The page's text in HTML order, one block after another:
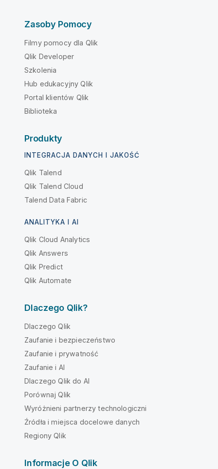
Zasoby Pomocy
Filmy pomocy dla Qlik
Qlik Developer
Szkolenia
Hub edukacyjny Qlik
Portal klientów Qlik
Biblioteka
Produkty
INTEGRACJA DANYCH I JAKOŚĆ
Qlik Talend
Qlik Talend Cloud
Talend Data Fabric
ANALITYKA I AI
Qlik Cloud Analytics
Qlik Answers
Qlik Predict
Qlik Automate
Dlaczego Qlik?
Dlaczego Qlik
Zaufanie i bezpieczeństwo
Zaufanie i prywatność
Zaufanie i AI
Dlaczego Qlik do AI
Porównaj Qlik
Wyróżnieni partnerzy technologiczni
Źródła i miejsca docelowe danych
Regiony Qlik
Informacje O Qlik